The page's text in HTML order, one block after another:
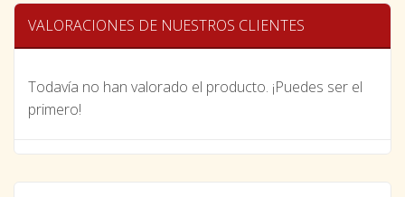
VALORACIONES DE NUESTROS CLIENTES
Todavía no han valorado el producto. ¡Puedes ser el
primero!